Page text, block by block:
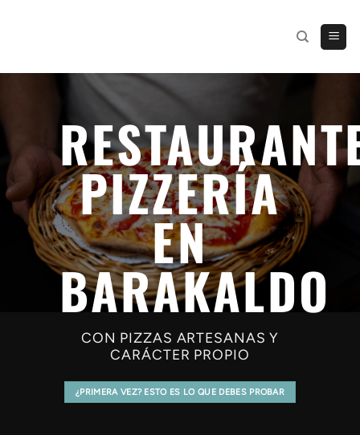
PIZZERÍA
EN
BARAKALDO
CON PIZZAS ARTESANAS Y
CARÁCTER PROPIO
¿PRIMERA VEZ? ESTO ES LO QUE DEBES PROBAR